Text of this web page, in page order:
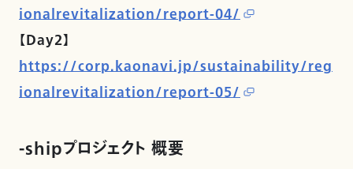
ionalrevitalization/report-04/
【Day2】
https://corp.kaonavi.jp/sustainability/reg
ionalrevitalization/report-05/
-shipプロジェクト 概要